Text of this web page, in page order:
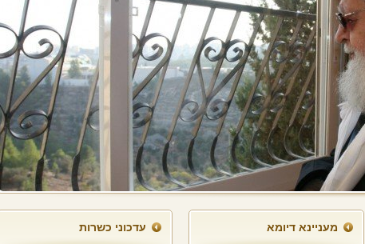
מעניינא דיומא עדכוני כשרות
02/05/22
הוראת מרן זצוק"ל בדבר
שמיטה לחומרא בבד"צ
10/10/13
שיעור מרן זצוק"ל בעניין
חלק
02/05/22 לאורו של מרן